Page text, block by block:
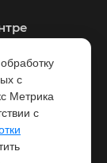
с
Метрика
с